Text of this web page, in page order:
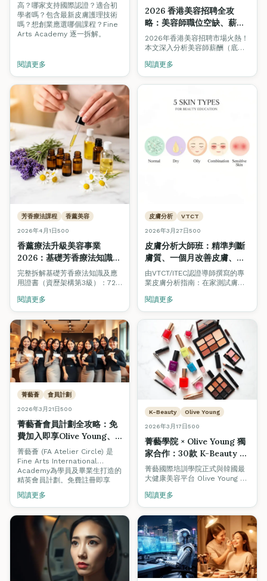
高？哪家支持國際認證？適合初
學者嗎？包含最新皮膚護理技術
嗎？想創業應選哪個課程？Fine
Arts Academy 逐一拆解。
閱讀更多
2026 香港美容招聘全攻
略：美容師職位空缺、薪
酬、資格要求 + 求職必備技
巧（美容學生/新手必讀）
2026年香港美容招聘市場火熱！
本文深入分析美容師薪酬（底薪
僱主最重視的資格與技能、逐步
求職指南，助你成功入行或跳槽
升級。
閱讀更多
芳香療法課程 香薰美容
2026年4月1日500
香薰療法升級美容事業
2026：基礎芳香療法知識及
應用證書（QF Level 3）完
整指南 — 美容學生必讀
完整拆解基礎芳香療法知識及應
用證書（資歷架構第3級）：72
部香薰按摩、CEF資助高達
$11,380。美容師加修芳香療法，
打造高端 Spa 級護理服務。
閱讀更多
皮膚分析 VTCT
2026年3月27日500
皮膚分析大師班：精準判斷
膚質、一個月改善皮膚、選
對產品與療程
（VTCT/ITEC美容師模組
指南）
由VTCT/ITEC認證導師撰寫的專
業皮膚分析指南：在家測試膚質
個月護膚計劃、飲食建議、男士
護膚步驟，以及何時需要專業皮
膚分析或醫美支援。
閱讀更多
菁藝薈 會員計劃
2026年3月21日500
菁藝薈會員計劃全攻略：免
費加入即享Olive Young、
周生生獨家優惠｜香港美容
學院2026
菁藝薈 (FA Atelier Circle) 是
Fine Arts International
Academy為學員及畢業生打造的
精英會員計劃。免費註冊即享
Olive Young韓國美妝折扣、周生
生珠寶回贈、Pilates課程優惠等
專屬福利。了解三重會員禮遇及
如何加入。
閱讀更多
K-Beauty Olive Young
2026年3月17日500
菁藝學院 × Olive Young 獨
家合作：30款 K-Beauty 精
選產品助你課堂內外提升美
容技術
菁藝國際培訓學院正式與韓國最
大健康美容平台 Olive Young 合
產品，涵蓋美睫、美甲及美妝三
大課程。使用推廣碼
2024FA1020 即享 5% 折扣，助
你在課堂內外持續練習與提升技
術。
閱讀更多